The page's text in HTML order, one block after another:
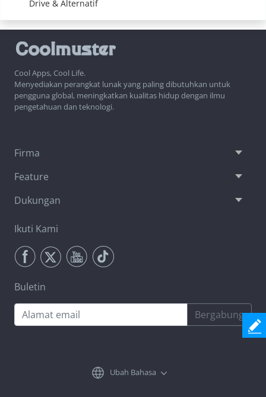
Drive & Alternatif
Cool Apps, Cool Life.
Menyediakan perangkat lunak yang paling dibutuhkan untuk
pengguna global, meningkatkan kualitas hidup dengan ilmu
pengetahuan dan teknologi.
Firma
Feature
Dukungan
Ikuti Kami
Buletin
Bergabung
Ubah Bahasa